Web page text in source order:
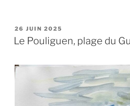
PUBLIÉ
LE
26 JUIN 2025
Le Pouliguen, plage du